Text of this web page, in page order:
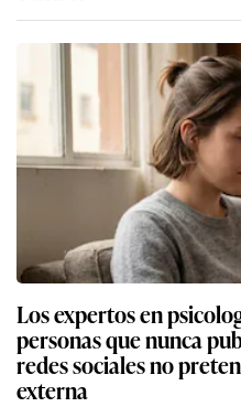
Los expertos en
personas que nunca
redes sociales no
externa